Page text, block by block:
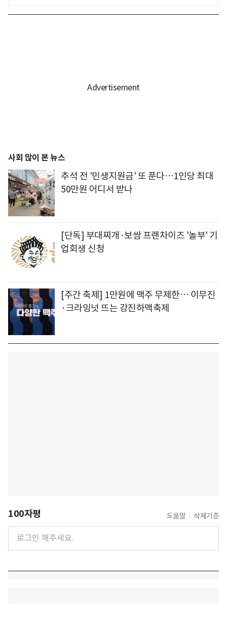
사회 많이 본 뉴스
추석 전 '민생지원금' 또 푼다…1인당 최대
50만원 어디서 받나
[단독] 부대찌개·보쌈 프랜차이즈 '놀부' 기
업회생 신청
[주간 축제] 1만원에 맥주 무제한… 이무진
·크라잉넛 뜨는 강진하맥축제
100자평 도움말 삭제기준